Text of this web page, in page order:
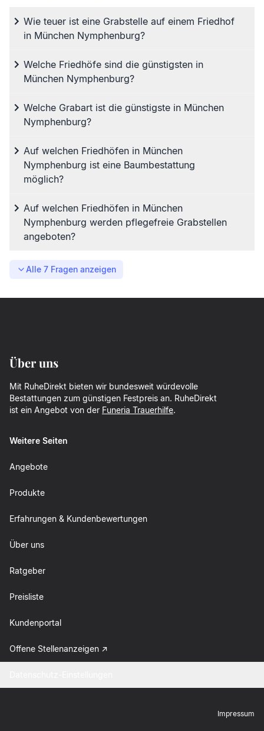
Wie teuer ist eine Grabstelle auf einem Friedhof
in München Nymphenburg?
Welche Friedhöfe sind die günstigsten in
München Nymphenburg?
Welche Grabart ist die günstigste in München
Nymphenburg?
Auf welchen Friedhöfen in München
Nymphenburg ist eine Baumbestattung
möglich?
Auf welchen Friedhöfen in München
Nymphenburg werden pflegefreie Grabstellen
angeboten?
Alle 7 Fragen anzeigen
Über uns
Mit RuheDirekt bieten wir bundesweit würdevolle
Bestattungen zum günstigen Festpreis an. RuheDirekt
ist ein Angebot von der Funeria Trauerhilfe.
Weitere Seiten
Angebote
Produkte
Erfahrungen & Kundenbewertungen
Über uns
Ratgeber
Preisliste
Kundenportal
Offene Stellenanzeigen
Impressum